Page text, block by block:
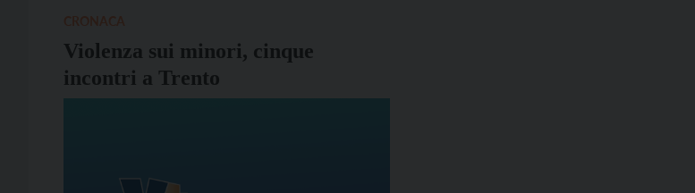
Violenza sui minori, cinque
incontri a Trento